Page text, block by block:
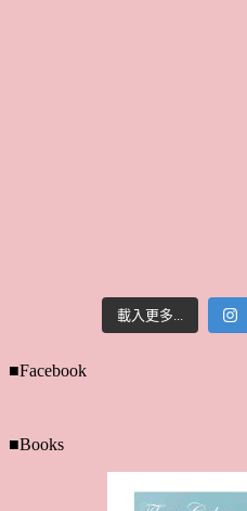
載入更多...
■Facebook
■Books